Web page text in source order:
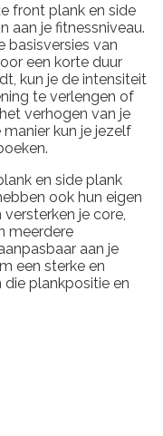
front plank en side
aan je fitnessniveau.
basisversies van
een korte duur
kun je de intensiteit
te verlengen of
verhogen van je
kun je jezelf
en side plank
ook hun eigen
je core,
meerdere
aan je
een sterke en
plankpositie en